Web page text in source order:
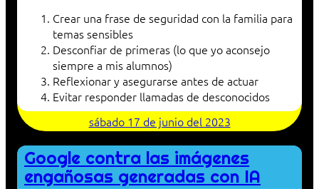
Crear una frase de seguridad con la familia para
temas sensibles
Desconfiar de primeras (lo que yo aconsejo
siempre a mis alumnos)
Reflexionar y asegurarse antes de actuar
Evitar responder llamadas de desconocidos
sábado 17 de junio del 2023
Google contra las imágenes
engañosas generadas con IA